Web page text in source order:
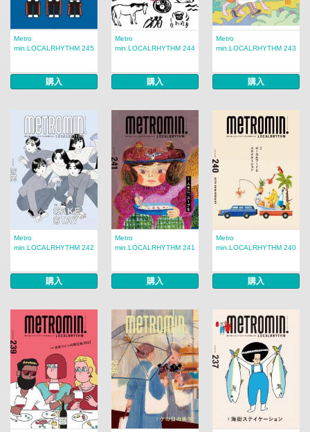
Metro
min.LOCALRHYTHM 245
購入
Metro
min.LOCALRHYTHM 244
購入
Metro
min.LOCALRHYTHM 243
購入
Metro
min.LOCALRHYTHM 242
購入
Metro
min.LOCALRHYTHM 241
購入
Metro
min.LOCALRHYTHM 240
購入